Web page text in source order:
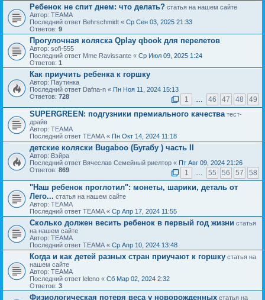
Ребенок не спит днем: что делать? статья на нашем сайте
Автор: ТЕАМА
Последний ответ Behrschmidt « Ср Сен 03, 2025 21:33
Ответов: 9
Прогулочная коляска Qplay qbook для перелетов
Автор: sofi-555
Последний ответ Mme Ravissante « Ср Июл 09, 2025 1:24
Ответов: 1
Как приучить ребенка к горшку
Автор: Паутинка
Последний ответ Dafna-n « Пн Ноя 11, 2024 15:13
Ответов: 728 1 … 46 47 48 49
SUPERGREEN: подгузники премиального качества тест-
драйв
Автор: ТЕАМА
Последний ответ ТЕАМА « Пн Окт 14, 2024 11:18
детские коляски Bugaboo (Бугабу ) часть II
Автор: Вэйра
Последний ответ Вячеслав Семейный риелтор « Пт Авг 09, 2024 21:26
Ответов: 869 1 … 55 56 57 58
"Наш ребенок проглотил": монеты, шарики, деталь от
Лего... статья на нашем сайте
Автор: ТЕАМА
Последний ответ ТЕАМА « Ср Апр 17, 2024 11:55
Сколько должен весить ребенок в первый год жизни статья
на нашем сайте
Автор: ТЕАМА
Последний ответ ТЕАМА « Ср Апр 10, 2024 13:48
Когда и как детей разных стран приучают к горшку статья на
нашем сайте
Автор: ТЕАМА
Последний ответ leleno « Сб Мар 02, 2024 2:32
Ответов: 3
Физиологическая потеря веса у новорожденных статья на